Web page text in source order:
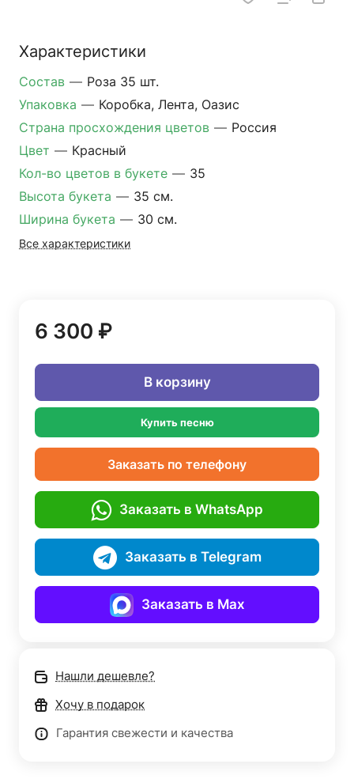
Характеристики
Состав — Роза 35 шт.
Упаковка — Коробка, Лента, Оазис
Страна просхождения цветов — Россия
Цвет — Красный
Кол-во цветов в букете — 35
Высота букета — 35 см.
Ширина букета — 30 см.
Все характеристики
6 300 ₽
В корзину
Купить песню
Заказать по телефону
Заказать в WhatsApp
Заказать в Telegram
Заказать в Max
Нашли дешевле?
Хочу в подарок
Гарантия свежести и качества